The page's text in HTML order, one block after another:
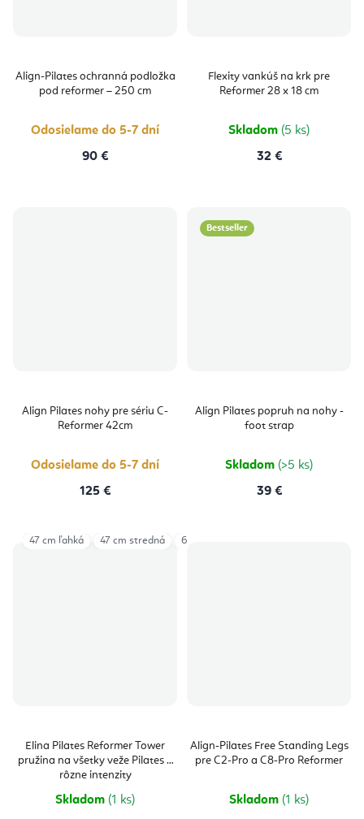
Align-Pilates ochranná podložka
pod reformer – 250 cm
Odosielame do 5-7 dní
90 €
Flexity vankúš na krk pre
Reformer 28 x 18 cm
Skladom (5 ks)
32 €
Align Pilates nohy pre sériu C-
Reformer 42cm
Odosielame do 5-7 dní
125 €
Bestseller
Align Pilates popruh na nohy -
foot strap
Skladom (>5 ks)
39 €
Elina Pilates Reformer Tower
pružina na všetky veže Pilates 3
rôzne intenzity
Skladom (1 ks)
47 cm ľahká 47 cm stredná 63 cm ľahká
Align-Pilates Free Standing Legs
pre C2-Pro a C8-Pro Reformer
Skladom (1 ks)